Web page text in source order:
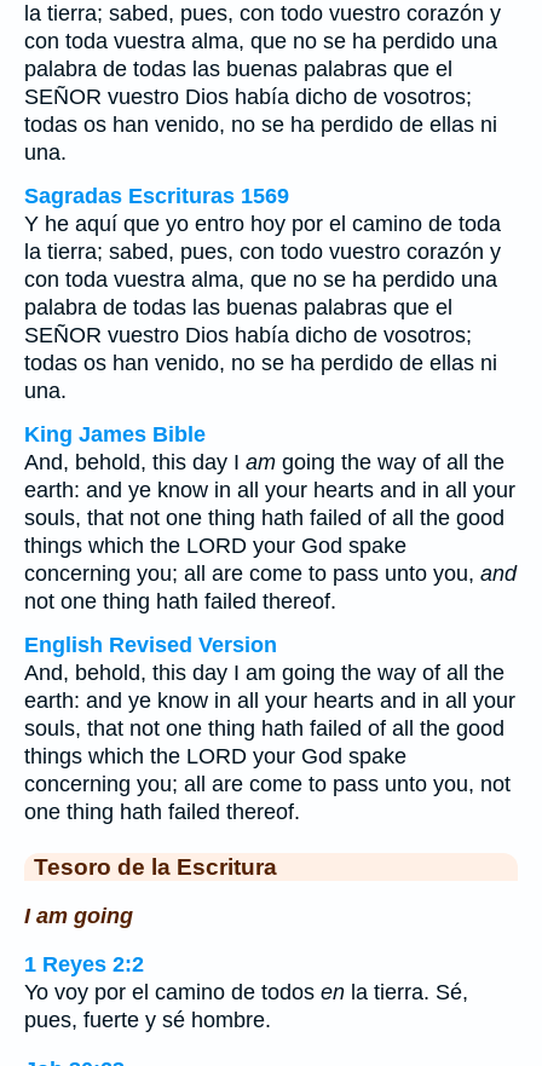
la tierra; sabed, pues, con todo vuestro corazón y
con toda vuestra alma, que no se ha perdido una
palabra de todas las buenas palabras que el
SEÑOR vuestro Dios había dicho de vosotros;
todas os han venido, no se ha perdido de ellas ni
una.
Sagradas Escrituras 1569
Y he aquí que yo entro hoy por el camino de toda
la tierra; sabed, pues, con todo vuestro corazón y
con toda vuestra alma, que no se ha perdido una
palabra de todas las buenas palabras que el
SEÑOR vuestro Dios había dicho de vosotros;
todas os han venido, no se ha perdido de ellas ni
una.
King James Bible
And, behold, this day I am going the way of all the
earth: and ye know in all your hearts and in all your
souls, that not one thing hath failed of all the good
things which the LORD your God spake
concerning you; all are come to pass unto you, and
not one thing hath failed thereof.
English Revised Version
And, behold, this day I am going the way of all the
earth: and ye know in all your hearts and in all your
souls, that not one thing hath failed of all the good
things which the LORD your God spake
concerning you; all are come to pass unto you, not
one thing hath failed thereof.
Tesoro de la Escritura
I am going
1 Reyes 2:2
Yo voy por el camino de todos en la tierra. Sé,
pues, fuerte y sé hombre.